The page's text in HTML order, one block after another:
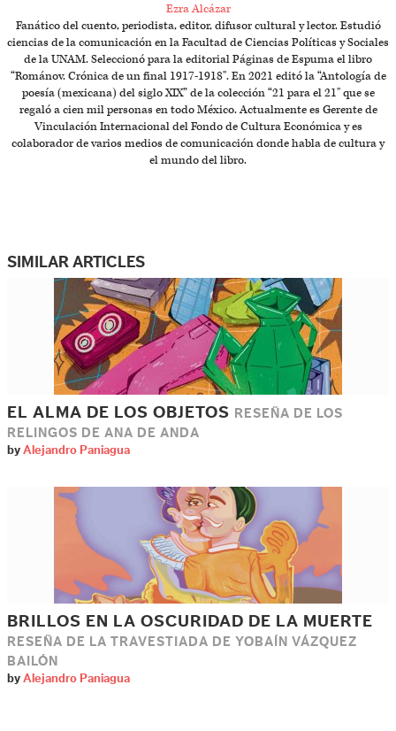
Ezra Alcázar
Fanático del cuento, periodista, editor, difusor cultural y lector. Estudió
ciencias de la comunicación en la Facultad de Ciencias Políticas y Sociales
de la UNAM. Seleccionó para la editorial Páginas de Espuma el libro
“Románov. Crónica de un final 1917-1918". En 2021 editó la “Antología de
poesía (mexicana) del siglo XIX” de la colección “21 para el 21" que se
regaló a cien mil personas en todo México. Actualmente es Gerente de
Vinculación Internacional del Fondo de Cultura Económica y es
colaborador de varios medios de comunicación donde habla de cultura y
el mundo del libro.
SIMILAR ARTICLES
EL ALMA DE LOS OBJETOS RESEÑA DE LOS
RELINGOS DE ANA DE ANDA
by Alejandro Paniagua
BRILLOS EN LA OSCURIDAD DE LA MUERTE
RESEÑA DE LA TRAVESTIADA DE YOBAÍN VÁZQUEZ
BAILÓN
by Alejandro Paniagua